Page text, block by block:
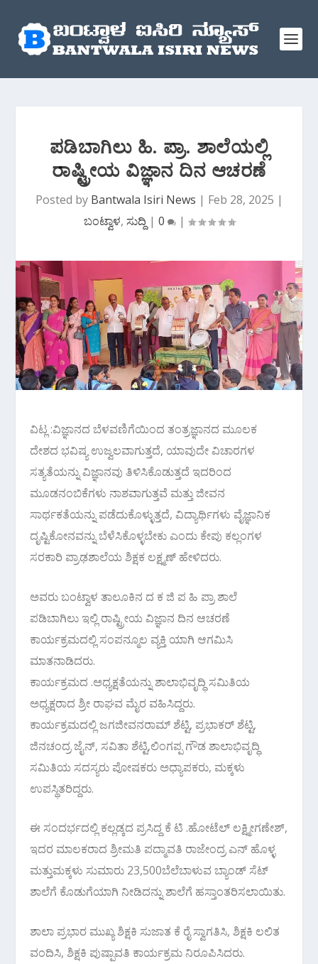
ಪಡಿಬಾಗಿಲು ಹಿ. ಪ್ರಾ. ಶಾಲೆಯಲ್ಲಿ
ರಾಷ್ಟ್ರೀಯ ವಿಜ್ಞಾನ ದಿನ ಆಚರಣೆ
Posted by Bantwala Isiri News | Feb 28, 2025 |
ಬಂಟ್ವಾಳ, ಸುದ್ದಿ | 0 |
ವಿಟ್ಲ :ವಿಜ್ಞಾನದ ಬೆಳವಣಿಗೆಯಿಂದ ತಂತ್ರಜ್ಞಾನದ ಮೂಲಕ
ದೇಶದ ಭವಿಷ್ಯ ಉಜ್ವಲವಾಗುತ್ತದೆ, ಯಾವುದೇ ವಿಚಾರಗಳ
ಸತ್ಯತೆಯನ್ನು ವಿಜ್ಞಾನವು ತಿಳಿಸಿಕೊಡುತ್ತದೆ ಇದರಿಂದ
ಮೂಡನಂಬಿಕೆಗಳು ನಾಶವಾಗುತ್ತವೆ ಮತ್ತು ಜೀವನ
ಸಾರ್ಥಕತೆಯನ್ನು ಪಡೆದುಕೊಳ್ಳುತ್ತದೆ, ವಿದ್ಯಾರ್ಥಿಗಳು ವೈಜ್ಞಾನಿಕ
ದೃಷ್ಟಿಕೋನವನ್ನು ಬೆಳೆಸಿಕೊಳ್ಳಬೇಕು ಎಂದು ಕೇಪು ಕಲ್ಲಂಗಳ
ಸರಕಾರಿ ಪ್ರಾಢಶಾಲೆಯ ಶಿಕ್ಷಕ ಲಕ್ಷ್ಮಣ್ ಹೇಳಿದರು.
ಅವರು ಬಂಟ್ವಾಳ ತಾಲೂಕಿನ ದ ಕ ಜಿ ಪ ಹಿ ಪ್ರಾ ಶಾಲೆ
ಪಡಿಬಾಗಿಲು ಇಲ್ಲಿ ರಾಷ್ಟ್ರೀಯ ವಿಜ್ಞಾನ ದಿನ ಆಚರಣೆ
ಕಾರ್ಯಕ್ರಮದಲ್ಲಿ ಸಂಪನ್ಮೂಲ ವ್ಯಕ್ತಿ ಯಾಗಿ ಆಗಮಿಸಿ
ಮಾತನಾಡಿದರು.
ಕಾರ್ಯಕ್ರಮದ .ಅಧ್ಯಕ್ಷತೆಯನ್ನು ಶಾಲಾಭಿವೃದ್ಧಿ ಸಮಿತಿಯ
ಅಧ್ಯಕ್ಷರಾದ ಶ್ರೀ ರಾಘವ ಮೈರ ವಹಿಸಿದ್ದರು.
ಕಾರ್ಯಕ್ರಮದಲ್ಲಿ ಜಗಜೀವನರಾಮ್ ಶೆಟ್ಟಿ, ಪ್ರಭಾಕರ್ ಶೆಟ್ಟಿ,
ಜಿನಚಂದ್ರ ಜೈನ್, ಸವಿತಾ ಶೆಟ್ಟಿ,ಲಿಂಗಪ್ಪ ಗೌಡ ಶಾಲಾಭಿವೃದ್ಧಿ
ಸಮಿತಿಯ ಸದಸ್ಯರು ಪೋಷಕರು ಅಧ್ಯಾಪಕರು, ಮಕ್ಕಳು
ಉಪಸ್ಥಿತರಿದ್ದರು.
ಈ ಸಂದರ್ಭದಲ್ಲಿ ಕಲ್ಲಡ್ಕದ ಪ್ರಸಿದ್ದ ಕೆ ಟಿ .ಹೋಟೆಲ್ ಲಕ್ಷ್ಮೀಗಣೇಶ್,
ಇದರ ಮಾಲಕರಾದ ಶ್ರೀಮತಿ ಪದ್ಮಾವತಿ ರಾಜೇಂದ್ರ ಎನ್ ಹೊಳ್ಳ
ಮತ್ತುಮಕ್ಕಳು ಸುಮಾರು 23,500ಬೆಲೆಬಾಳುವ ಬ್ಯಾಂಡ್ ಸೆಟ್
ಶಾಲೆಗೆ ಕೊಡುಗೆಯಾಗಿ ನೀಡಿದನ್ನು ಶಾಲೆಗೆ ಹಸ್ತಾಂತರಿಸಲಾಯಿತು.
ಶಾಲಾ ಪ್ರಭಾರ ಮುಖ್ಯ ಶಿಕ್ಷಕಿ ಸುಜಾತ ಕೆ ರೈ ಸ್ವಾಗತಿಸಿ, ಶಿಕ್ಷಕಿ ಲಲಿತ
ವಂದಿಸಿ, ಶಿಕ್ಷಕಿ ಪುಷ್ಪಾವತಿ ಕಾರ್ಯಕ್ರಮ ನಿರೂಪಿಸಿದರು.